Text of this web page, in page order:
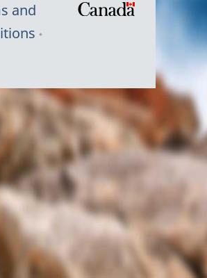
and
Symbole
du
Canada